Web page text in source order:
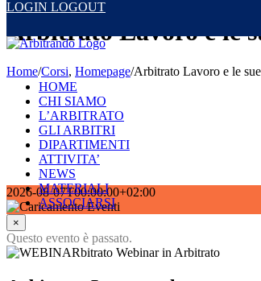
al
contenuto
LOGIN LOGOUT
HOME
CHI SIAMO
L’ARBITRATO
GLI ARBITRI
DIPARTIMENTI
ATTIVITA’
NEWS
MATERIALI
ASSOCIARSI
Arbitrato Lavoro e le
Home/Corsi, Homepage/Arbitrato Lavoro e le
2026-08-07T00:00:00+02:00
×
Questo evento è passato.